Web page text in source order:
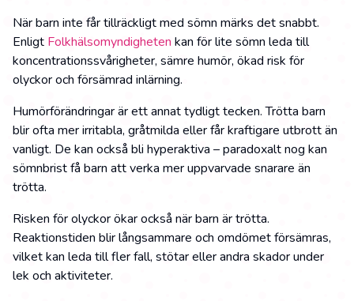
När barn inte får tillräckligt med sömn märks det snabbt.
Enligt Folkhälsomyndigheten kan för lite sömn leda till
koncentrationssvårigheter, sämre humör, ökad risk för
olyckor och försämrad inlärning.
Humörförändringar är ett annat tydligt tecken. Trötta barn
blir ofta mer irritabla, gråtmilda eller får kraftigare utbrott än
vanligt. De kan också bli hyperaktiva – paradoxalt nog kan
sömnbrist få barn att verka mer uppvarvade snarare än
trötta.
Risken för olyckor ökar också när barn är trötta.
Reaktionstiden blir långsammare och omdömet försämras,
vilket kan leda till fler fall, stötar eller andra skador under
lek och aktiviteter.